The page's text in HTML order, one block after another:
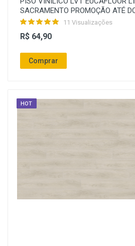
SACRAMENTO PROMOÇÃO ATÉ
11 Visualizações
R$ 64,90
Comprar
HOT